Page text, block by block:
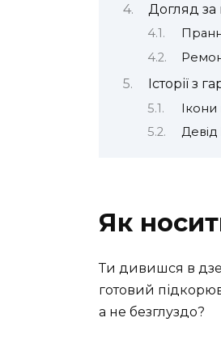
Догляд за
Історії з
Ікони
Девід
Як
Ти дивишся в
готовий
а не безглуздо?